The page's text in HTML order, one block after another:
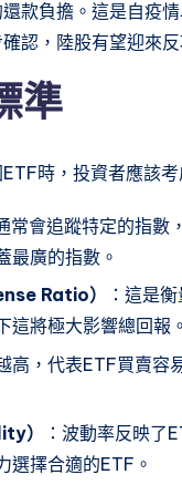
款負擔。這是自疫
認，陸股有望迎來反
準
時，投資者應該考
常會追蹤特定的指
最廣的指數。
Ratio）
：這是
這將極大影響總回報。
高，代表ETF買賣
）
：波動率反映了
選擇合適的ETF。